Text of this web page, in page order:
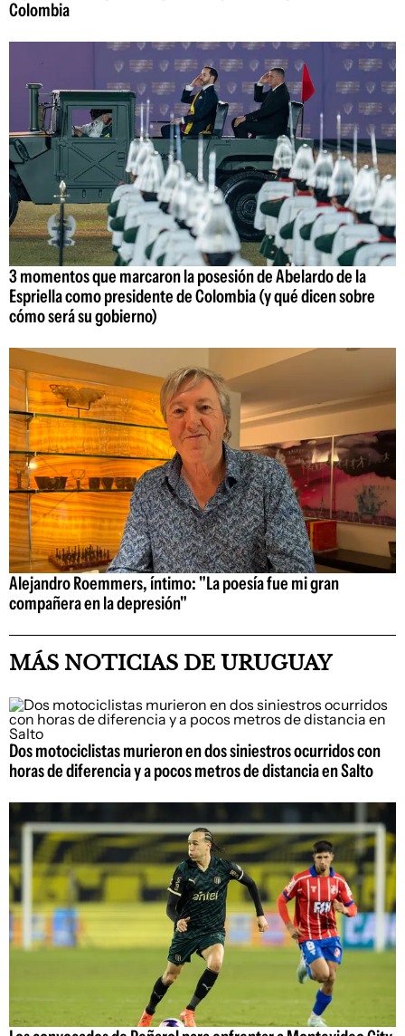
Colombia
3 momentos que marcaron la posesión de Abelardo de la
Espriella como presidente de Colombia (y qué dicen sobre
cómo será su gobierno)
Alejandro Roemmers, íntimo: "La poesía fue mi gran
compañera en la depresión"
MÁS NOTICIAS DE URUGUAY
Dos motociclistas murieron en dos siniestros ocurridos con
horas de diferencia y a pocos metros de distancia en Salto